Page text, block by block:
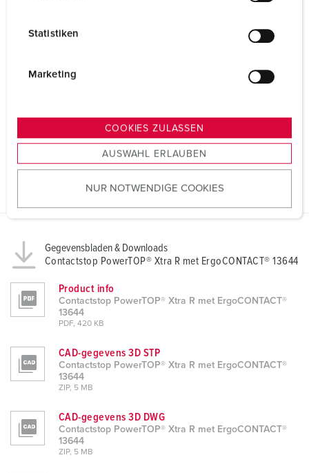
s
u
w
h
l
Statistiken
Marketing
COOKIES ZULASSEN
AUSWAHL ERLAUBEN
NUR NOTWENDIGE COOKIES
Gegevensbladen & Downloads
Contactstop PowerTOP® Xtra R met ErgoCONTACT® 13644
Product info
Contactstop PowerTOP® Xtra R met ErgoCONTACT®
13644
PDF, 420 KB
CAD-gegevens 3D STP
Contactstop PowerTOP® Xtra R met ErgoCONTACT®
13644
ZIP, 5 MB
CAD-gegevens 3D DWG
Contactstop PowerTOP® Xtra R met ErgoCONTACT®
13644
ZIP, 5 MB